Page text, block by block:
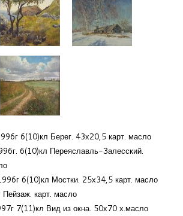
6(10)кл Берег. 43х20,5 карт. масло
6(10)кл Переяславль-Залесский.
6(10)кл Мостки. 25х34,5 карт. масло
карт. масло
7(11)кл Вид из окна. 50х70 х.масло